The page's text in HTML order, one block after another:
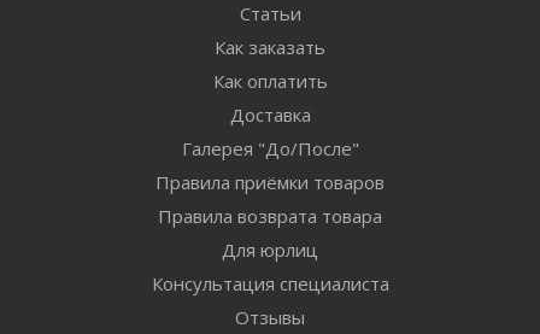
Статьи
Как заказать
Как оплатить
Доставка
Галерея "До/После"
Правила приёмки товаров
Правила возврата товара
Для юрлиц
Консультация специалиста
Отзывы